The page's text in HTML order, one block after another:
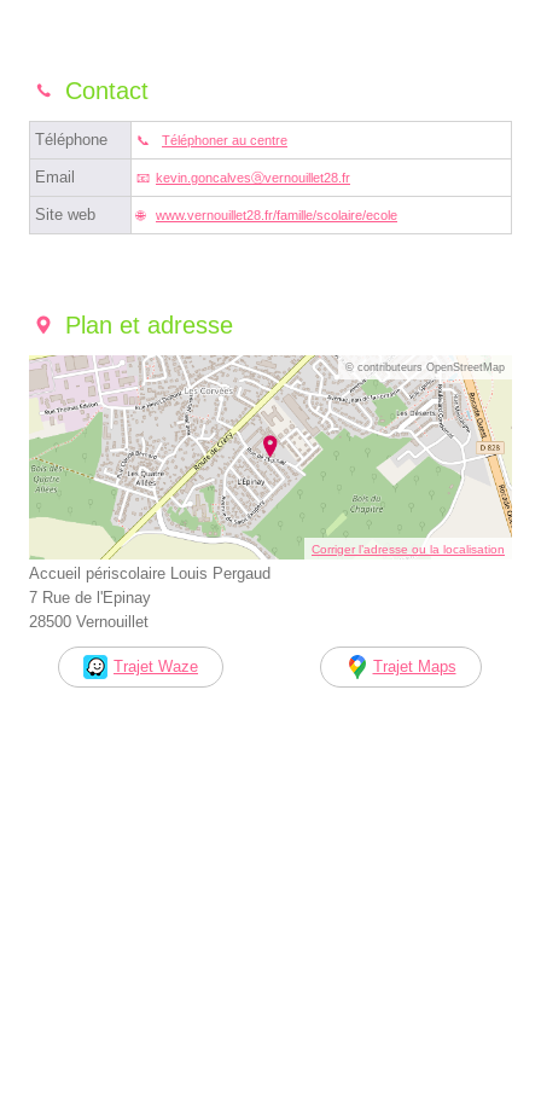
Contact
Téléphone Téléphoner au centre
Email kevin.goncalvesⓐvernouillet28.fr
Site web www.vernouillet28.fr/famille/scolaire/ecole
Plan et adresse
© contributeurs OpenStreetMap
Corriger l’adresse ou la localisation
Accueil périscolaire Louis Pergaud
7 Rue de l'Epinay
28500 Vernouillet
Trajet Waze Trajet Maps